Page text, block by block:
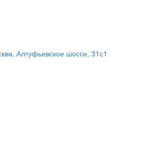
Алтуфьевское шоссе, 31с1